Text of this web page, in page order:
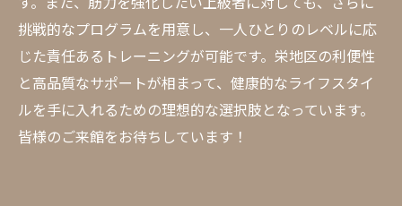
挑戦的なプログラムを用意し、一人ひとりのレベルに応
じた責任あるトレーニングが可能です。栄地区の利便性
と高品質なサポートが相まって、健康的なライフスタイ
ルを手に入れるための理想的な選択肢となっています。
皆様のご来館をお待ちしています！